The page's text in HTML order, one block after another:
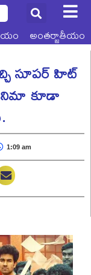
అంతర్జాతీయం
సూపర్ హిట్
కూడా
1:09 am